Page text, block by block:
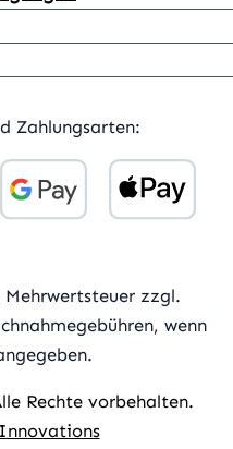
Zahlungsarten:
zzgl.
wenn
Rechte vorbehalten.